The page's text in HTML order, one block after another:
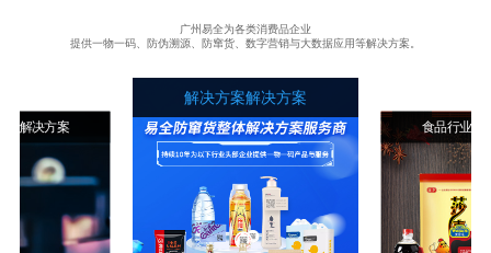
广州易全为各类消费品企业
提供一物一码、防伪溯源、防窜货、数字营销与大数据应用等解决方案。
业解决方案
解决方案解决方案
食品行业解